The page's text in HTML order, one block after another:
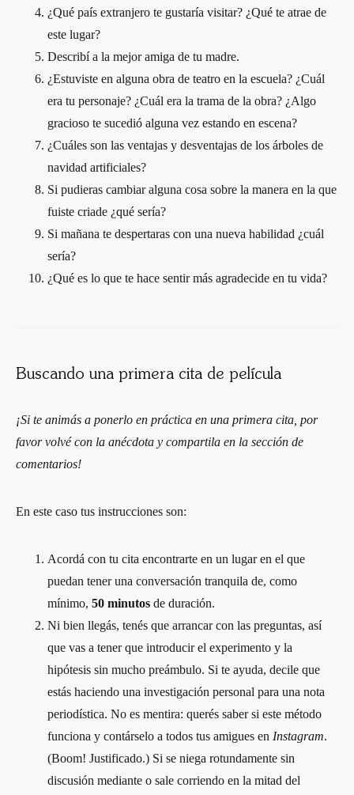
¿Qué país extranjero te gustaría visitar? ¿Qué te atrae de
este lugar?
Describí a la mejor amiga de tu madre.
¿Estuviste en alguna obra de teatro en la escuela? ¿Cuál
era tu personaje? ¿Cuál era la trama de la obra? ¿Algo
gracioso te sucedió alguna vez estando en escena?
¿Cuáles son las ventajas y desventajas de los árboles de
navidad artificiales?
Si pudieras cambiar alguna cosa sobre la manera en la que
fuiste criade ¿qué sería?
Si mañana te despertaras con una nueva habilidad ¿cuál
sería?
¿Qué es lo que te hace sentir más agradecide en tu vida?
Buscando una primera cita de película
¡Si te animás a ponerlo en práctica en una primera cita, por
favor volvé con la anécdota y compartila en la sección de
comentarios!
En este caso tus instrucciones son:
Acordá con tu cita encontrarte en un lugar en el que
puedan tener una conversación tranquila de, como
mínimo, 50 minutos de duración.
Ni bien llegás, tenés que arrancar con las preguntas, así
que vas a tener que introducir el experimento y la
hipótesis sin mucho preámbulo. Si te ayuda, decile que
estás haciendo una investigación personal para una nota
periodística. No es mentira: querés saber si este método
funciona y contárselo a todos tus amigues en Instagram.
(Boom! Justificado.) Si se niega rotundamente sin
discusión mediante o sale corriendo en la mitad del